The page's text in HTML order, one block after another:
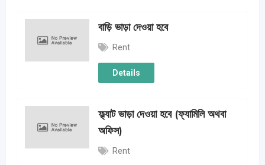
বাড়ি ভাড়া দেওয়া হবে
Rent
Details
ফ্ল্যাট ভাড়া দেওয়া হবে (ফ্যামিলি অথবা
অফিস)
Rent